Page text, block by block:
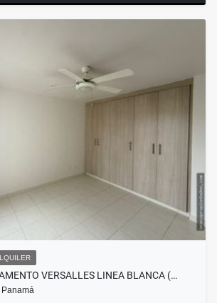
VERSALLES LINEA BLANCA (…